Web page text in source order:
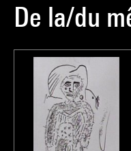
De la/du